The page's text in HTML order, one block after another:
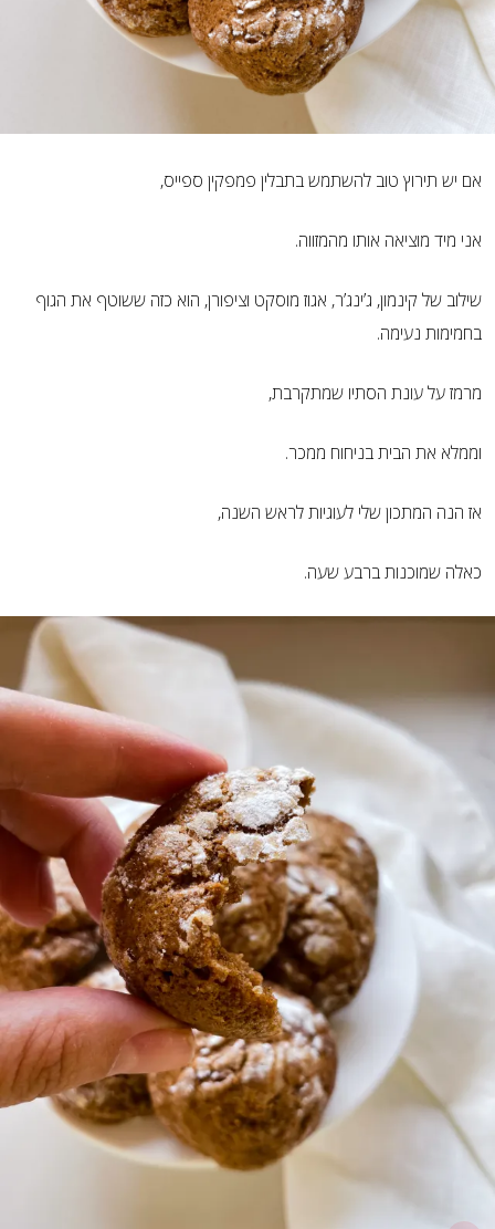
אם יש תירוץ טוב להשתמש בתבלין פמפקין ספייס,
אני מיד מוציאה אותו מהמזווה.
שילוב של קינמון, ג’ינג’ר, אגוז מוסקט וציפורן, הוא כזה ששוטף את הגוף
בחמימות נעימה.
מרמז על עונת הסתיו שמתקרבת,
וממלא את הבית בניחוח ממכר.
אז הנה המתכון שלי לעוגיות לראש השנה,
כאלה שמוכנות ברבע שעה.